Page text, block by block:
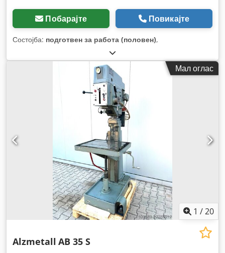
Побарајте Повикајте
Состојба: подготвен за работа (половен),
Мал оглас
1 /20
Alzmetall AB 35 S